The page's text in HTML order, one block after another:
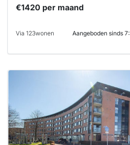
€1420 per maand
Via 123wonen Aangeboden sinds
Om kans te
maken moet je
binnen 15
minuten
reageren.